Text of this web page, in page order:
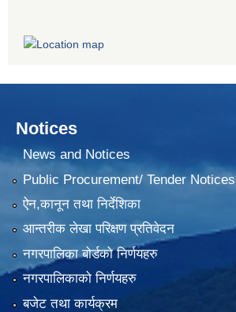
Notices
News and Notices
Public Procurement/ Tender Notices
ऐन,कानून तथा निर्देशिका
आन्तरीक लेखा परिक्षण प्रतिवेदन
नगरपालिका बोर्डको निर्णयहरु
नगरपालिकाको निर्णयहरु
बजेट तथा कार्यक्रम